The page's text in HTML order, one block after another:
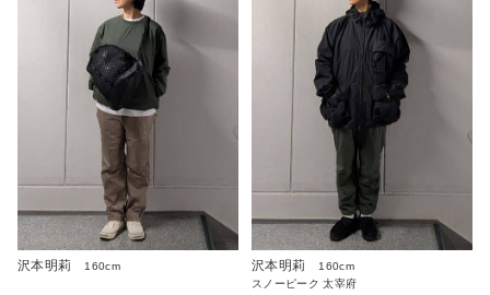
沢本明莉 160cm 沢本明莉
160cm
スノーピーク 太宰府